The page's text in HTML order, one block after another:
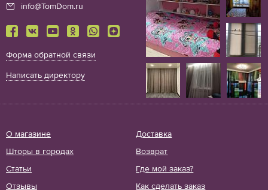
info@TomDom.ru
Форма обратной связи
Написать директору
О магазине
Доставка
Шторы в городах
Возврат
Статьи
Где мой заказ?
Отзывы
Как сделать заказ